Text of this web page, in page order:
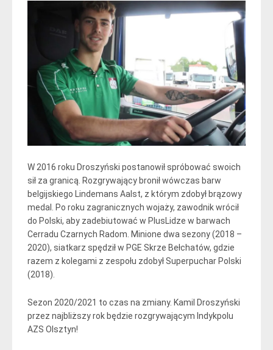
W 2016 roku Droszyński postanowił spróbować swoich
sił za granicą. Rozgrywający bronił wówczas barw
belgijskiego Lindemans Aalst, z którym zdobył brązowy
medal. Po roku zagranicznych wojaży, zawodnik wrócił
do Polski, aby zadebiutować w PlusLidze w barwach
Cerradu Czarnych Radom. Minione dwa sezony (2018 –
2020), siatkarz spędził w PGE Skrze Bełchatów, gdzie
razem z kolegami z zespołu zdobył Superpuchar Polski
(2018).
Sezon 2020/2021 to czas na zmiany. Kamil Droszyński
przez najbliższy rok będzie rozgrywającym Indykpolu
AZS Olsztyn!